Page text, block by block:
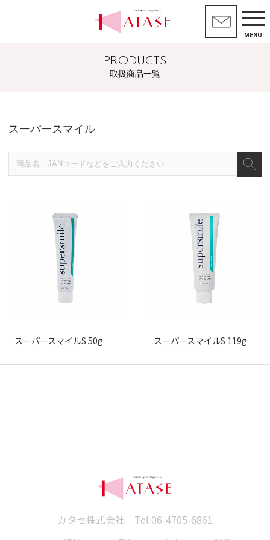
MENU
PRODUCTS
取扱商品一覧
スーパースマイル
スーパースマイルS 50g スーパースマイルS 119g
カタセ株式会社 Tel 06-4705-6861